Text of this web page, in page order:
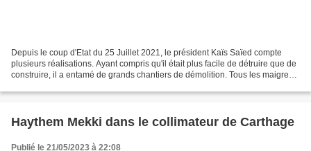
Depuis le coup d'Etat du 25 Juillet 2021, le président Kaïs Saïed compte
plusieurs réalisations. Ayant compris qu'il était plus facile de détruire que de
construire, il a entamé de grands chantiers de démolition. Tous les maigres
Haythem Mekki dans le collimateur de Carthage
Publié le 21/05/2023 à 22:08